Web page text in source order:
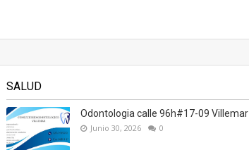
SALUD
Odontologia calle 96h#17-09 Villemar
Junio 30, 2026 0